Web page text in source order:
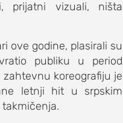
prijatni vizuali, ništa
ove godine, plasirali su
publiku u period
koreografiju je
letnji hit u srpskim